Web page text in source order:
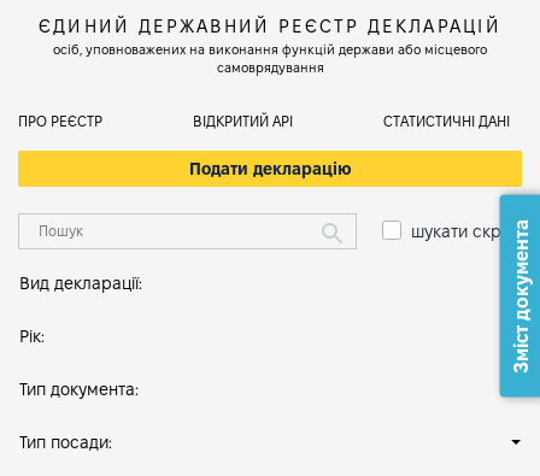
ЄДИНИЙ ДЕРЖАВНИЙ РЕЄСТР ДЕКЛАРАЦІЙ
осіб, уповноважених на виконання функцій держави або місцевого
самоврядування
ПРО РЕЄСТР ВІДКРИТИЙ АРІ СТАТИСТИЧНІ ДАНІ
Подати декларацію
шукати скрізь
Вид декларації:
Рік:
Тип документа:
Тип посади:
Зміст документа